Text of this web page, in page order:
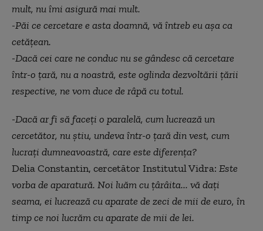
mult, nu îmi asigură mai mult.
-Păi ce cercetare e asta doamnă, vă întreb eu așa ca
cetățean.
-Dacă cei care ne conduc nu se gândesc că cercetare
într-o țară, nu a noastră, este oglinda dezvoltării țării
respective, ne vom duce de râpă cu totul.
-Dacă ar fi să faceți o paralelă, cum lucrează un
cercetător, nu știu, undeva într-o țară din vest, cum
lucrați dumneavoastră, care este diferența?
Delia Constantin, cercetător Institutul Vidra: Este
vorba de aparatură. Noi luăm cu țârâita... vă dați
seama, ei lucrează cu aparate de zeci de mii de euro, în
timp ce noi lucrăm cu aparate de mii de lei.